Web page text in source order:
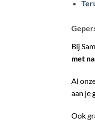
Bij
met
Al
aan je
Ook